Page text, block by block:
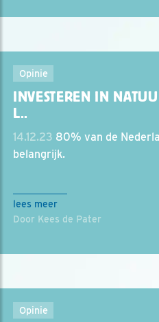
Opinie
INVESTEREN IN
L..
14.12.23 80% van de
belangrijk.
lees meer
Door Kees de Pater
Opinie